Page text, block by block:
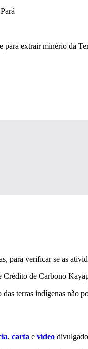
extrair minério da
para verificar se as
Crédito de Carbono
terras indígenas não
, carta e vídeo